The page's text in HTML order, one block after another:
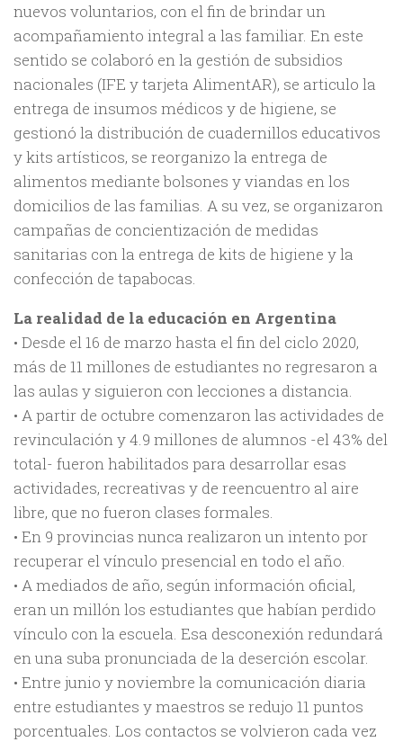
nuevos voluntarios, con el fin de brindar un
acompañamiento integral a las familiar. En este
sentido se colaboró en la gestión de subsidios
nacionales (IFE y tarjeta AlimentAR), se articulo la
entrega de insumos médicos y de higiene, se
gestionó la distribución de cuadernillos educativos
y kits artísticos, se reorganizo la entrega de
alimentos mediante bolsones y viandas en los
domicilios de las familias. A su vez, se organizaron
campañas de concientización de medidas
sanitarias con la entrega de kits de higiene y la
confección de tapabocas.
La realidad de la educación en Argentina
• Desde el 16 de marzo hasta el fin del ciclo 2020,
más de 11 millones de estudiantes no regresaron a
las aulas y siguieron con lecciones a distancia.
• A partir de octubre comenzaron las actividades de
revinculación y 4.9 millones de alumnos -el 43% del
total- fueron habilitados para desarrollar esas
actividades, recreativas y de reencuentro al aire
libre, que no fueron clases formales.
• En 9 provincias nunca realizaron un intento por
recuperar el vínculo presencial en todo el año.
• A mediados de año, según información oficial,
eran un millón los estudiantes que habían perdido
vínculo con la escuela. Esa desconexión redundará
en una suba pronunciada de la deserción escolar.
• Entre junio y noviembre la comunicación diaria
entre estudiantes y maestros se redujo 11 puntos
porcentuales. Los contactos se volvieron cada vez